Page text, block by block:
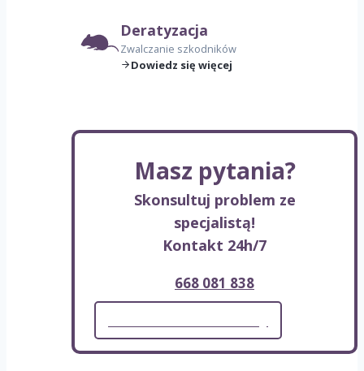
Deratyzacja
Zwalczanie szkodników
Dowiedz się więcej
Masz pytania?
Skonsultuj problem ze
specjalistą!
Kontakt 24h/7
668 081 838